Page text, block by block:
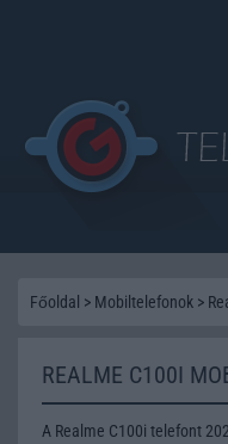
Főoldal > Mobiltelefonok >
REALME C100I
A Realme C100i telefont